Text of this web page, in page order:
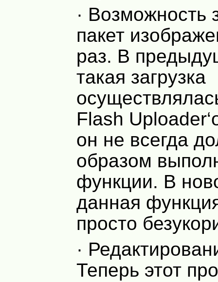
· Возможность
пакет
раз. В
такая загрузка
Flash
он не всегда
образом
функции. В
данная
просто
·
Теперь этот